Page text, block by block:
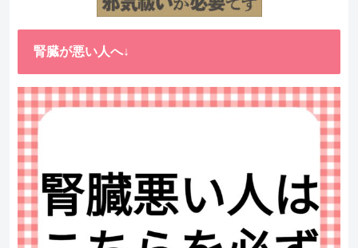
腎臓が悪い人へ↓